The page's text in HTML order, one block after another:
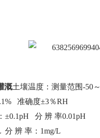
溉土壤温度：测量范围-
准确度±3％RH
±0.1pH 分 辨 率0.01pH
分 辨 率：1mg/L